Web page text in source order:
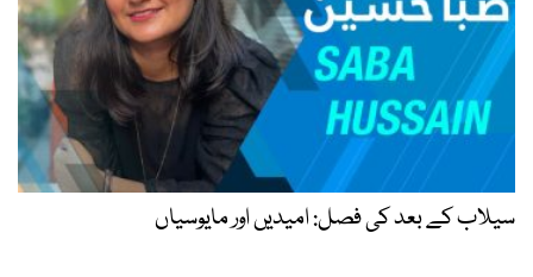
سیلاب کے بعد کی فصل: امیدیں اور مایوسیاں